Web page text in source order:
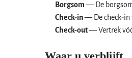
Borgsom— De
Check-in— De check-in
Check-out— Vertrek